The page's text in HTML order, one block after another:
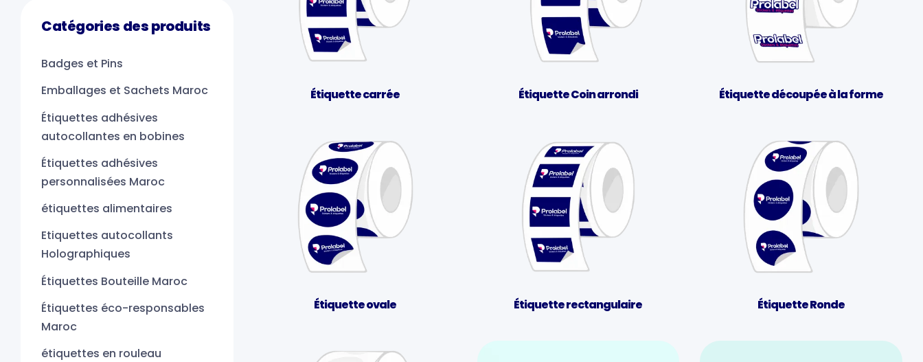
Étiquette carrée Étiquette Coin arrondi Étiquette découpée à la forme
Étiquette ovale Étiquette rectangulaire Étiquette Ronde
Catégories des produits
Badges et Pins
Emballages et Sachets Maroc
Étiquettes adhésives
autocollantes en bobines
Étiquettes adhésives
personnalisées Maroc
étiquettes alimentaires
Etiquettes autocollants
Holographiques
Étiquettes Bouteille Maroc
Étiquettes éco-responsables
Maroc
étiquettes en rouleau